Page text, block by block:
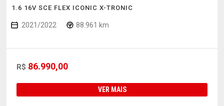
1.6 16V SCE FLEX ICONIC X-TRONIC
2021/2022 88.961 km
R$ 86.990,00
VER MAIS